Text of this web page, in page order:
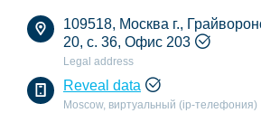
109518, Москва г.,
20, с. 36, Офис 203
Legal address
Reveal data
Moscow, виртуальный (ip-телефония)